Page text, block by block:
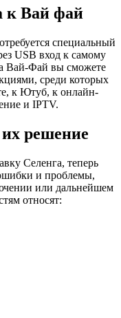
к Вай фай
специальный
USB вход к самому
Вай-Фай вы сможете
среди которых
к Ютуб, к онлайн-
и IPTV.
решение
Селенга, теперь
и проблемы,
или дальнейшем
относят: